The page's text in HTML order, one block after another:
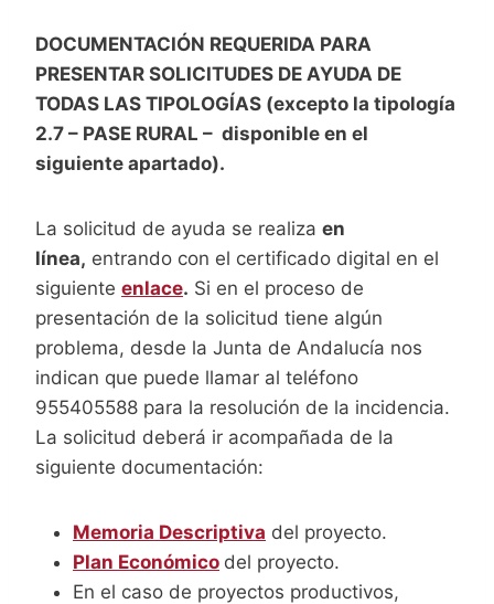
DOCUMENTACIÓN REQUERIDA PARA
PRESENTAR SOLICITUDES DE AYUDA DE
TODAS LAS TIPOLOGÍAS (excepto la tipología
2.7 – PASE RURAL – disponible en el
siguiente apartado).
La solicitud de ayuda se realiza en
línea, entrando con el certificado digital en el
siguiente enlace. Si en el proceso de
presentación de la solicitud tiene algún
problema, desde la Junta de Andalucía nos
indican que puede llamar al teléfono
955405588 para la resolución de la incidencia.
La solicitud deberá ir acompañada de la
siguiente documentación:
Memoria Descriptiva del proyecto.
Plan Económico del proyecto.
En el caso de proyectos productivos,